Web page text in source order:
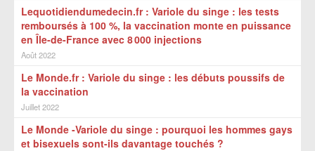
Lequotidiendumedecin.fr : Variole du singe : les tests
remboursés à 100 %, la vaccination monte en puissance
en Île-de-France avec 8 000 injections
Août 2022
Le Monde.fr : Variole du singe : les débuts poussifs de
la vaccination
Juillet 2022
Le Monde -Variole du singe : pourquoi les hommes gays
et bisexuels sont-ils davantage touchés ?